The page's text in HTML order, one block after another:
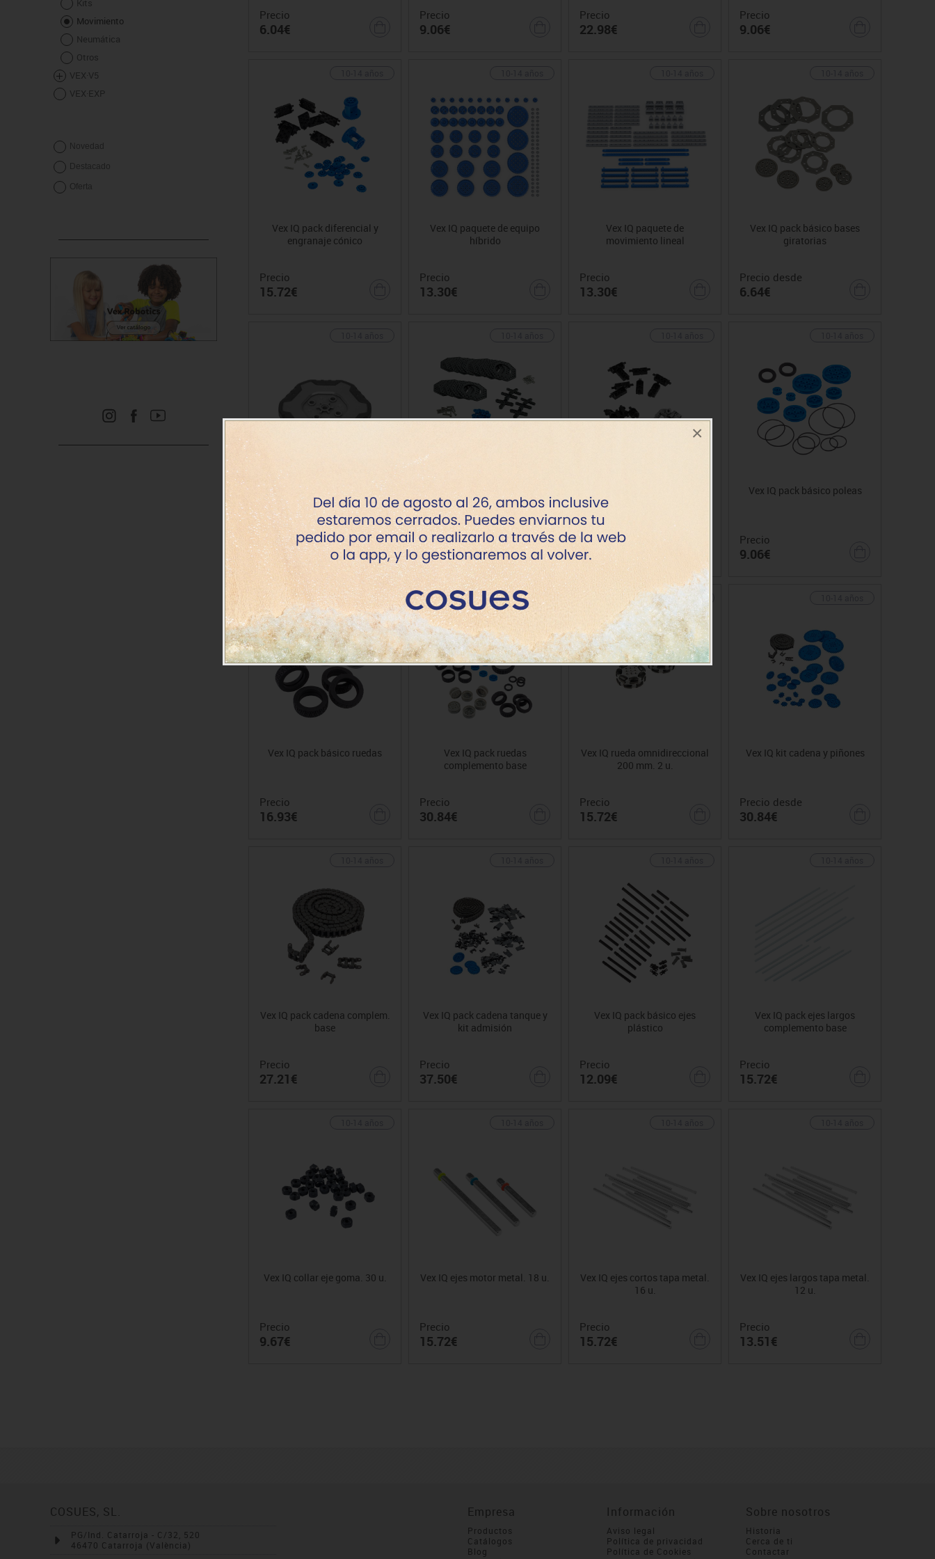
×
Kits
Movimiento
Neumática
Otros
VEX·V5
VEX·EXP
Novedad
Destacado
Oferta
Precio
6.04€
Precio
9.06€
Precio
22.98€
Precio
9.06€
Vex IQ pack diferencial y
engranaje cónico
Precio
15.72€
Vex IQ paquete de equipo
híbrido
Precio
13.30€
Vex IQ paquete de
movimiento lineal
Precio
13.30€
Vex IQ pack básico bases
giratorias
Precio desde
6.64€
Vex IQ peso del volante. 4 u.
Precio
23.98€
Vex IQ pack engranajes
planet. y placas girat.
Precio
15.72€
Precio
7.25€
Vex IQ pack básico poleas
Precio
9.06€
10-14 años
Vex IQ pack básico ruedas
Precio
16.93€
10-14 años
Vex IQ pack ruedas
complemento base
Precio
30.84€
10-14 años
Vex IQ rueda omnidireccional
200 mm. 2 u.
Precio
15.72€
Vex IQ kit cadena y piñones
Precio desde
30.84€
Vex IQ pack cadena complem.
base
Precio
27.21€
Vex IQ pack cadena tanque y
kit admisión
Precio
37.50€
Vex IQ pack básico ejes
plástico
Precio
12.09€
Vex IQ pack ejes largos
complemento base
Precio
15.72€
Vex IQ collar eje goma. 30 u.
Precio
9.67€
Vex IQ ejes motor metal. 18 u.
Precio
15.72€
Vex IQ ejes cortos tapa metal.
16 u.
Precio
15.72€
Vex IQ ejes largos tapa metal.
12 u.
Precio
13.51€
COSUES, SL.
PG/Ind. Catarroja - C/32, 520
46470 Catarroja (València)
Empresa
Productos
Catálogos
Blog
Información
Aviso legal
Política de privacidad
Política de Cookies
Sobre nosotros
Historia
Cerca de ti
Contactar